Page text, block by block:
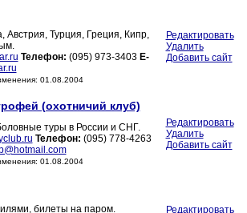
Австрия, Турция, Греция, Кипр,
Телефон: (095) 973-3403 E-
01.08.2004
Редактировать
Удалить
Добавить сайт
(охотничий клуб)
туры в России и СНГ.
Телефон: (095) 778-4263
01.08.2004
Редактировать
Удалить
Добавить сайт
билеты на паром. Редактировать